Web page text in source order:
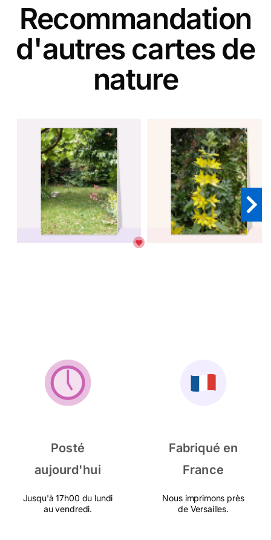
Recommandation
d'autres cartes de
nature
Posté
aujourd'hui
Jusqu'à 17h00 du lundi
au vendredi.
Fabriqué en
France
Nous imprimons près
de Versailles.